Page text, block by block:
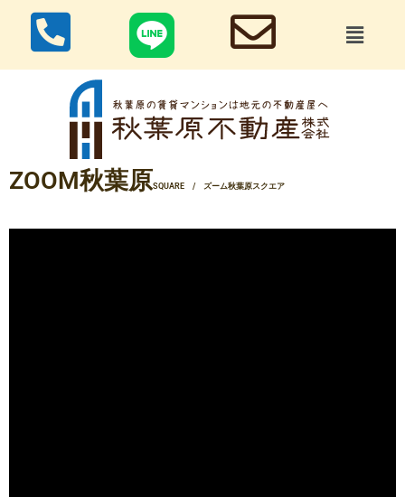
ZOOM秋葉原SQUARE / ズーム秋葉原スクエア